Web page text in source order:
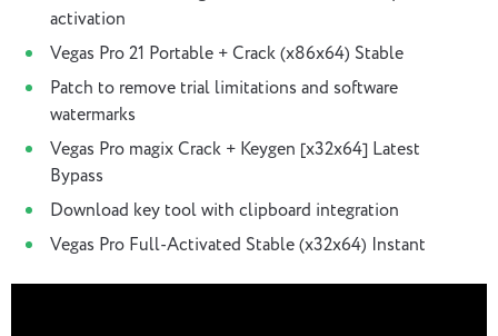
activation
Vegas Pro 21 Portable + Crack (x86x64) Stable
Patch to remove trial limitations and software
watermarks
Vegas Pro magix Crack + Keygen [x32x64] Latest
Bypass
Download key tool with clipboard integration
Vegas Pro Full-Activated Stable (x32x64) Instant